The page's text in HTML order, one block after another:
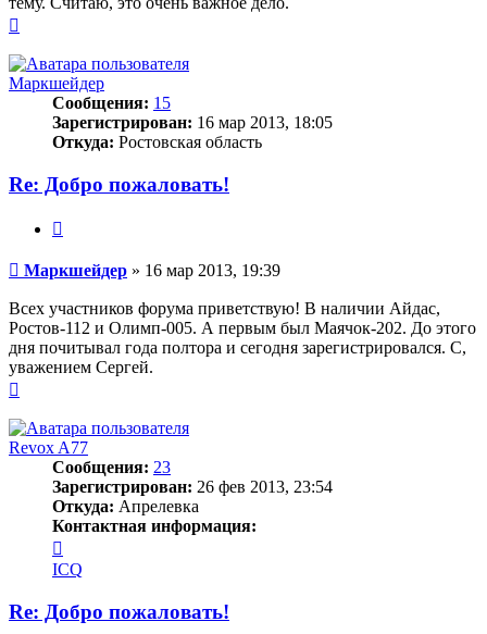
началу
Маркшейдер
Сообщения: 15
Зарегистрирован: 16 мар 2013, 18:05
Откуда: Ростовская область
Re: Добро пожаловать!
Сообщение
Маркшейдер » 16 мар 2013, 19:39
Всех участников форума приветствую! В наличии Айдас,
Ростов-112 и Олимп-005. А первым был Маячок-202. До этого
дня почитывал года полтора и сегодня зарегистрировался. С,
уважением Сергей.
началу
Revox A77
Сообщения: 23
Зарегистрирован: 26 фев 2013, 23:54
Откуда: Апрелевка
Контактная информация:
информация
пользователя
Revox
A77
ICQ
Re: Добро пожаловать!